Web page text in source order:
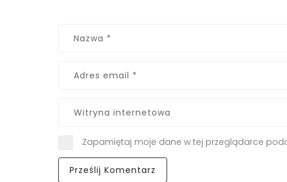
Zapamiętaj moje dane w tej przeglądarce